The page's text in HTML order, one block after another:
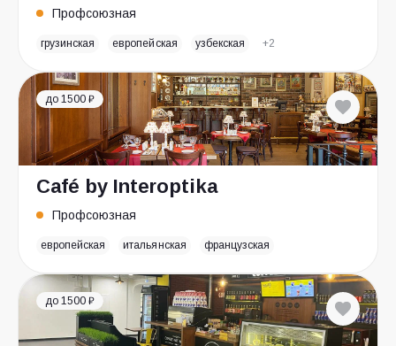
Профсоюзная
грузинская европейская узбекская +2
до 1500 ₽
Café by Interoptika
Профсоюзная
европейская итальянская французская
до 1500 ₽